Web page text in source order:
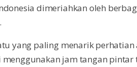
dimeriahkan oleh
yang paling menarik
jam tangan pintar